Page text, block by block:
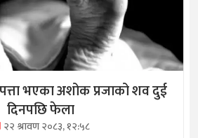
भएका अशोक प्रजाको शव दुई
दिनपछि फेला
२२ श्रावण २०८३, १२:५८